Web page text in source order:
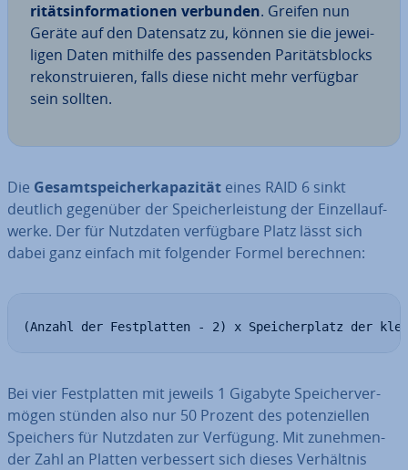
ri­täts­in­for­ma­tio­nen verbunden. Greifen nun
Geräte auf den Datensatz zu, können sie die je­wei­
li­gen Daten mithilfe des passenden Pa­ri­täts­blocks
re­kon­stru­ie­ren, falls diese nicht mehr verfügbar
sein sollten.
Die Ge­samt­spei­cher­ka­pa­zi­tät eines RAID 6 sinkt
deutlich gegenüber der Spei­cher­leis­tung der Ein­zel­lauf­
wer­ke. Der für Nutzdaten ver­füg­ba­re Platz lässt sich
dabei ganz einfach mit folgender Formel berechnen:
(Anzahl der Festplatten - 2) x Speicherplatz der
Bei vier Fest­plat­ten mit jeweils 1 Gigabyte Spei­cher­ver­
mö­gen stünden also nur 50 Prozent des po­ten­zi­el­len
Speichers für Nutzdaten zur Verfügung. Mit zu­neh­men­
der Zahl an Platten ver­bes­sert sich dieses Ver­hält­nis